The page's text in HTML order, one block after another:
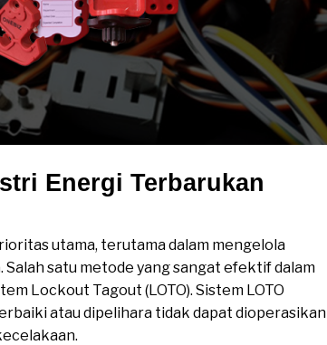
Energi Terbarukan
utama, terutama dalam mengelola
satu metode yang sangat efektif dalam
Lockout Tagout (LOTO). Sistem LOTO
atau dipelihara tidak dapat dioperasikan